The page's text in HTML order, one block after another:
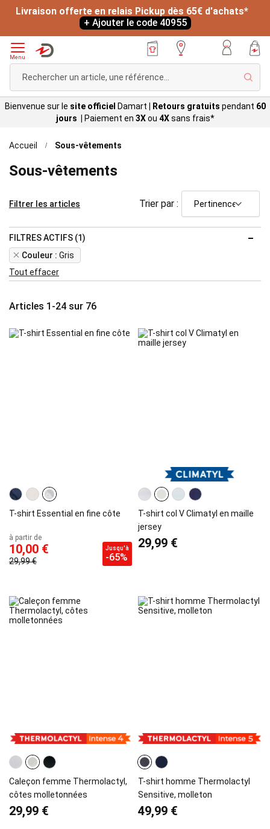
Livraison offerte en relais Pickup dès 65€ d'achats*
+ Ajouter le code 40955
Menu
Bienvenue sur le site officiel Damart Retours gratuits pendant 60
jours |
Paiement en 3Xou 4Xsans frais*
Accueil Sous-vêtements
Sous-vêtements
Articles 1 -24 sur 76
Trier par :
T-shirt Essential en fine côte
à partir de
10,00 €
29,99 €
Jusqu'à
-65%
T-shirt col V Climatyl en maille
jersey
29,99 €
Caleçon femme Thermolactyl,
côtes molletonnées
29,99 €
T-shirt homme Thermolactyl
Sensitive, molleton
49,99 €
Filtrer les articles
FILTRES ACTIFS (1)
Couleur
Gris
Remove
This
Item
Tout effacer